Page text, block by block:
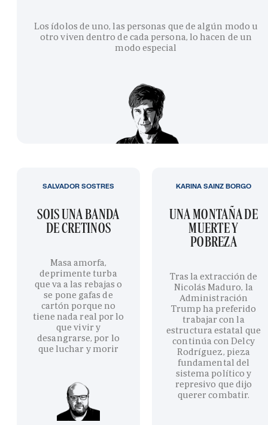
Los ídolos de uno, las personas que de algún modo u
otro viven dentro de cada persona, lo hacen de un
modo especial
SOIS UNA BANDA
DE CRETINOS
Masa amorfa,
deprimente turba
que va a las rebajas o
se pone gafas de
cartón porque no
tiene nada real por lo
que vivir y
desangrarse, por lo
que luchar y morir
SALVADOR SOSTRES
UNA MONTAÑA DE
MUERTE Y
POBREZA
Tras la extracción de
Nicolás Maduro, la
Administración
Trump ha preferido
trabajar con la
estructura estatal que
continúa con Delcy
Rodríguez, pieza
fundamental del
sistema político y
represivo que dijo
querer combatir.
KARINA SAINZ BORGO